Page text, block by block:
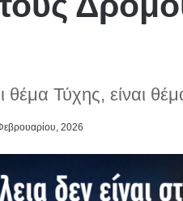
θέμα Τύχης, είναι
2026